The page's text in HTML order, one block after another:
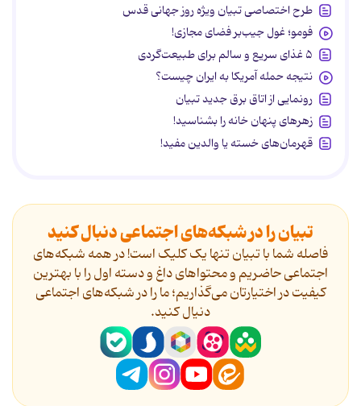
طرح اختصاصی تبیان ویژه روز جهانی قدس
فومو؛ غول جیب‌بر فضای مجازی!
۵ غذای سریع و سالم برای طبیعت‌گردی
نتیجه حمله آمریکا به ایران چیست؟
رونمایی از اتاق برق جدید تبیان
زهرهای پنهان خانه را بشناسید!
قهرمان‌های خسته یا والدین مفید!
تبیان را در شبکه‌های اجتماعی دنبال کنید
فاصله شما با تبیان تنها یک کلیک است! در همه شبکه‌های
اجتماعی حاضریم و محتواهای داغ و دسته اول را با بهترین
کیفیت در اختیارتان می‌گذاریم؛ ما را در شبکه‌های اجتماعی
دنیال کنید.